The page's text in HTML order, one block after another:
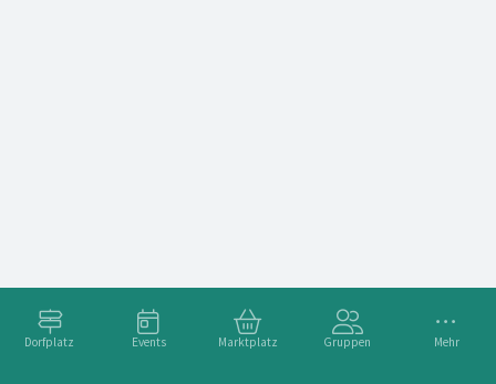
Dorfplatz Events Marktplatz Gruppen Mehr